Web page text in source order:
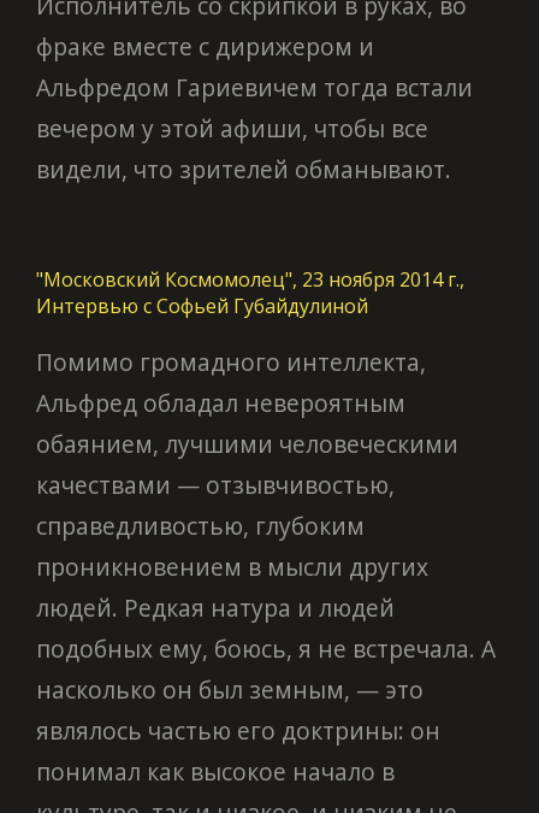
фраке вместе с дирижером и
Альфредом Гариевичем тогда встали
вечером у этой афиши, чтобы все
видели, что зрителей обманывают.
"Московский Космомолец", 23 ноября 2014 г.,
Интервью с Софьей Губайдулиной
Помимо громадного интеллекта,
Альфред обладал невероятным
обаянием, лучшими человеческими
качествами — отзывчивостью,
справедливостью, глубоким
проникновением в мысли других
людей. Редкая натура и людей
подобных ему, боюсь, я не встречала. А
насколько он был земным, — это
являлось частью его доктрины: он
понимал как высокое начало в